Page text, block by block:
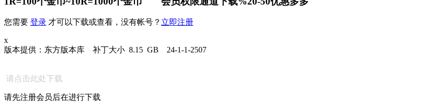
您需要 登录 才可以下载或查看，没有帐号？ 立即注册
x
版本提供：东方版本库 补丁大小 8.15 GB 24-1-1-2507
请点击此处下载
请先注册会员后在进行下载